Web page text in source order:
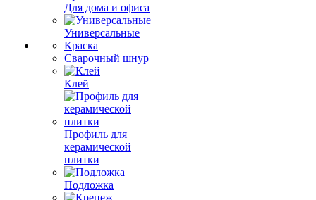
Для дома и офиса
Универсальные
Краска
Сварочный шнур
Клей
Профиль для
керамической
плитки
Подложка